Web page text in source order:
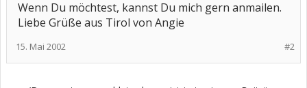
Wenn Du möchtest, kannst Du mich gern anmailen.
Liebe Grüße aus Tirol von Angie
#2
15. Mai 2002